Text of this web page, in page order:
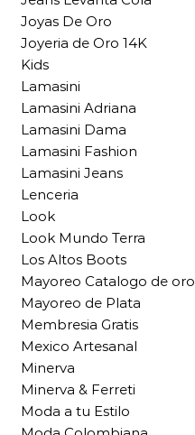
Joyas De Oro
Joyeria de Oro 14K
Kids
Lamasini
Lamasini Adriana
Lamasini Dama
Lamasini Fashion
Lamasini Jeans
Lenceria
Look
Look Mundo Terra
Los Altos Boots
Mayoreo Catalogo de oro
Mayoreo de Plata
Membresia Gratis
Mexico Artesanal
Minerva
Minerva & Ferreti
Moda a tu Estilo